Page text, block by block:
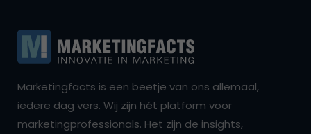
Marketingfacts is een beetje van ons allemaal,
iedere dag vers. Wij zijn hét platform voor
marketingprofessionals. Het zijn de insights,